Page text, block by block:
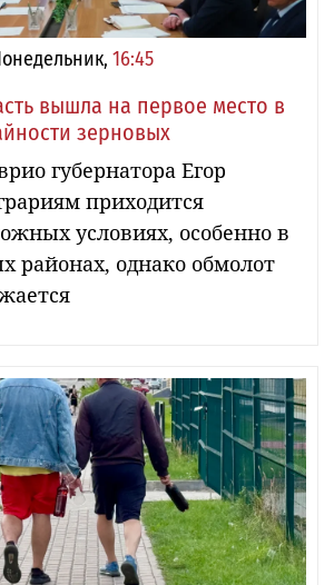
16:45
вышла на первое место в
зерновых
губернатора Егор
приходится
условиях, особенно в
районах, однако обмолот